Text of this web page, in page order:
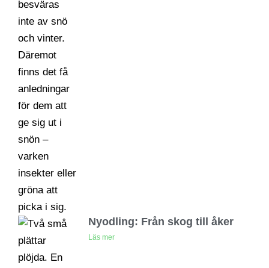
Nyodling: Från skog till åker
Läs mer